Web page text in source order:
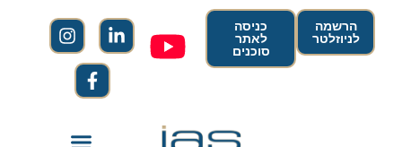
הרשמה
לניוזלטר
כניסה
לאתר
סוכנים